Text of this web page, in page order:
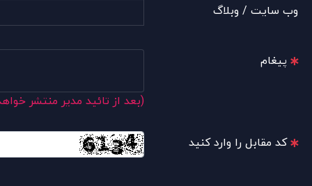
وب سایت / وبلاگ
پیغام
(بعد از تائید مدیر منتشر
کد مقابل را وارد کنید